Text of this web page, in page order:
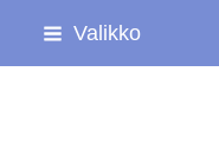
Siirry
Valikko